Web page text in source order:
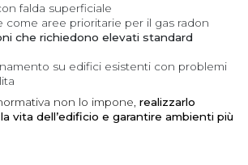
falda superficiale
come aree prioritarie per il gas radon
che richiedono elevati standard
su edifici esistenti con problemi
non lo impone, realizzarlo
vita dell’edificio e garantire ambienti più